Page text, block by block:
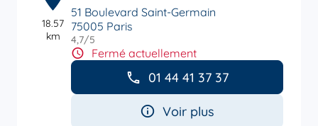
18.57
km
51 Boulevard Saint-Germain
75005 Paris
4,7/5
Fermé actuellement
01 44 41 37 37
Voir plus